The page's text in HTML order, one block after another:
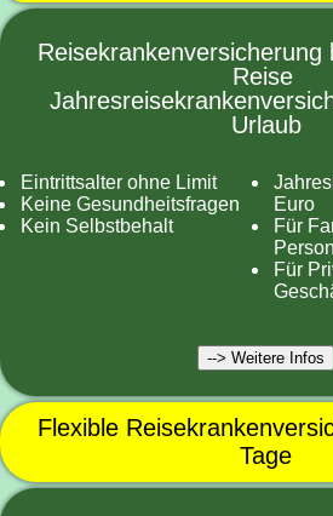
Reisekrankenversicherung
Reise
Urlaub
Eintrittsalter ohne Limit
Keine Gesundheitsfragen
Kein Selbstbehalt
Euro
Für
Für
--> Weitere Infos
Flexible
Tage